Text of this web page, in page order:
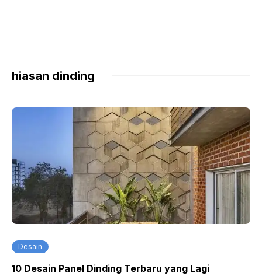
hiasan dinding
Desain
10 Desain Panel Dinding Terbaru yang Lagi